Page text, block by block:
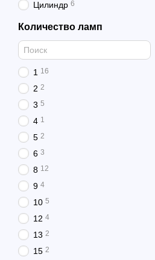
Цилиндр 6
Количество ламп
1 16
2 2
3 5
4 1
5 2
6 3
8 12
9 4
10 5
12 4
13 2
15 2